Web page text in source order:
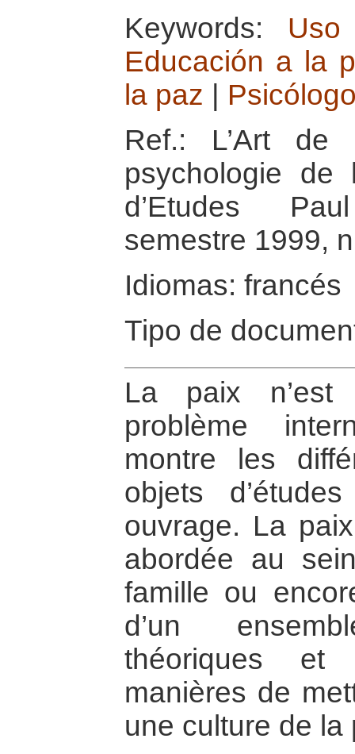
Keywords:
Educación a la
la paz
Ref.: L’Art
psychologie de
d’Etudes
semestre 1999,
Idiomas: francés
Tipo de
La paix n’est
problème
montre les
objets
ouvrage. La
abordée au
famille ou
d’un
théoriques
manières de
une culture de la